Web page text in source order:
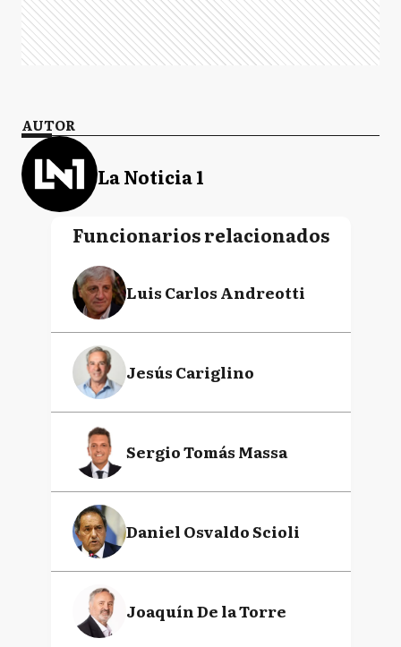
AUTOR
La Noticia 1
Funcionarios relacionados
Luis Carlos Andreotti
Jesús Cariglino
Sergio Tomás Massa
Daniel Osvaldo Scioli
Joaquín De la Torre